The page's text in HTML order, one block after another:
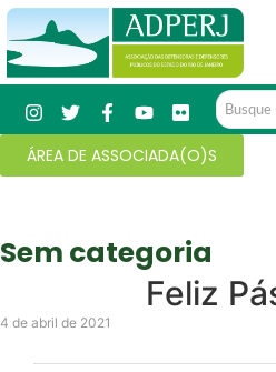
ÁREA DE ASSOCIADA(O)S
Sem categoria
Feliz
4 de abril de 2021